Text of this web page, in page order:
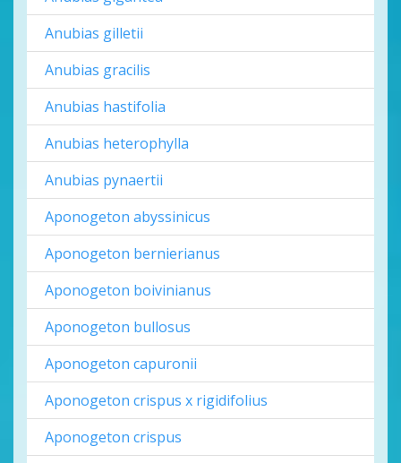
Anubias gilletii
Anubias gracilis
Anubias hastifolia
Anubias heterophylla
Anubias pynaertii
Aponogeton abyssinicus
Aponogeton bernierianus
Aponogeton boivinianus
Aponogeton bullosus
Aponogeton capuronii
Aponogeton crispus x rigidifolius
Aponogeton crispus